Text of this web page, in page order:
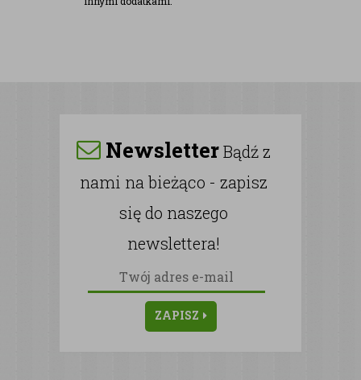
NewsletterBądź z
nami na bieżąco - zapisz
się do naszego
newslettera!
ZAPISZ